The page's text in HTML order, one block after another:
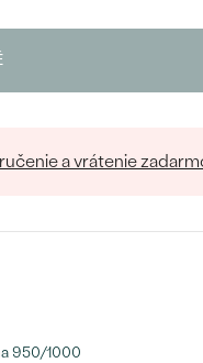
a vrátenie
950/1000